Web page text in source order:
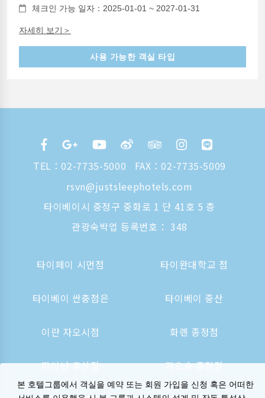
체크인 가능 일자：2025-01-01 ~ 2027-01-31
자세히 보기＞
사용 가능한 객실 타입
TEL： 02-7735-5000
FAX：02-7735-5009
rsvn@justsleephotels.com
타이베이시 중정구 중화로 1 단 41호 5 층
관광숙박업 등록번호： 348
타이페이 시먼점 타이완대학교 점
타이베이 싼충점은 타이베이 중산
이란 자오시점 화롄 종정점
타이난 후산점 가오슝 종정점
본 호텔그룹에서 객실을 예약 또는 회원 가입을 신청 혹은 어떠한